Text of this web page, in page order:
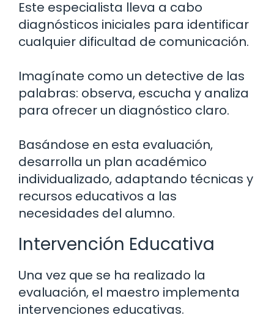
Este especialista lleva a cabo
diagnósticos iniciales para identificar
cualquier dificultad de comunicación.
Imagínate como un detective de las
palabras: observa, escucha y analiza
para ofrecer un diagnóstico claro.
Basándose en esta evaluación,
desarrolla un plan académico
individualizado, adaptando técnicas y
recursos educativos a las
necesidades del alumno.
Intervención Educativa
Una vez que se ha realizado la
evaluación, el maestro implementa
intervenciones educativas.